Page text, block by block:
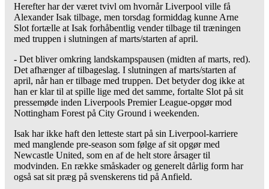
Herefter har der været tvivl om hvornår Liverpool ville få
Alexander Isak tilbage, men torsdag formiddag kunne Arne
Slot fortælle at Isak forhåbentlig vender tilbage til træningen
med truppen i slutningen af marts/starten af april.
- Det bliver omkring landskampspausen (midten af marts, red).
Det afhænger af tilbageslag. I slutningen af marts/starten af
april, når han er tilbage med truppen. Det betyder dog ikke at
han er klar til at spille lige med det samme, fortalte Slot på sit
pressemøde inden Liverpools Premier League-opgør mod
Nottingham Forest på City Ground i weekenden.
Isak har ikke haft den letteste start på sin Liverpool-karriere
med manglende pre-season som følge af sit opgør med
Newcastle United, som en af de helt store årsager til
modvinden. En række småskader og generelt dårlig form har
også sat sit præg på svenskerens tid på Anfield.